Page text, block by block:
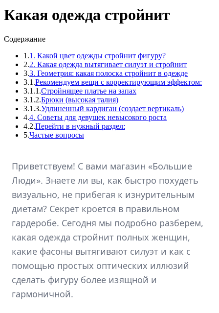
Какая одежда стройнит
Содержание
1.1. Какой цвет одежды стройнит фигуру?
2.2. Какая одежда вытягивает силуэт и стройнит
3.3. Геометрия: какая полоска стройнит в одежде
3.1.Рекомендуем вещи с корректирующим эффектом:
3.1.1.Стройнящее платье на запах
3.1.2.Брюки (высокая талия)
3.1.3.Удлиненный кардиган (создает вертикаль)
4.4. Советы для девушек невысокого роста
4.2.Перейти в нужный раздел:
5.Частые вопросы
Приветствуем! С вами магазин «Большие
Люди». Знаете ли вы, как быстро похудеть
визуально, не прибегая к изнурительным
диетам? Секрет кроется в правильном
гардеробе. Сегодня мы подробно разберем,
какая одежда стройнит полных женщин,
какие фасоны вытягивают силуэт и как с
помощью простых оптических иллюзий
сделать фигуру более изящной и
гармоничной.